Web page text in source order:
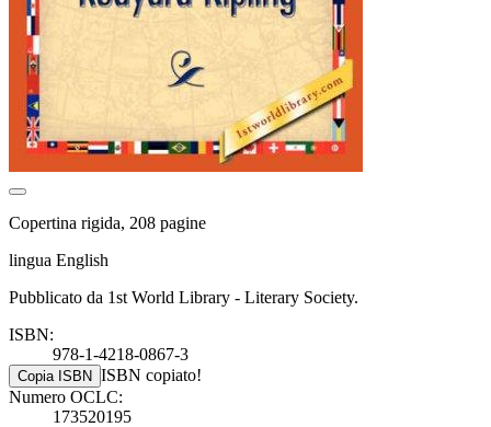
Copertina rigida, 208 pagine
lingua English
Pubblicato da 1st World Library - Literary Society.
ISBN:
978-1-4218-0867-3
Copia ISBN ISBN copiato!
Numero OCLC:
173520195